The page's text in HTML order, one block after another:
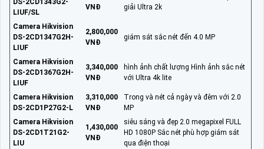
DS-2CD1343G2-
LIUF/SL
VNĐ
giải Ultra 2k
Camera Hikvision
DS-2CD1347G2H-
LIUF
2,800,000
VNĐ
giám sát sắc nét đến 4.0 MP
Camera Hikvision
DS-2CD1367G2H-
LIUF
3,340,000
VNĐ
hình ảnh chất lượng Hình ảnh sắc nét
với Ultra 4k lite
Camera Hikvision
DS-2CD1P27G2-L
3,310,000
VNĐ
Trong và nét cả ngày và đêm với 2.0
MP
Camera Hikvision
DS-2CD1T21G2-
LIU
1,430,000
VNĐ
siêu sáng và đẹp 2.0 megapixel FULL
HD 1080P Sắc nét phù hợp giám sát
qua điện thoại